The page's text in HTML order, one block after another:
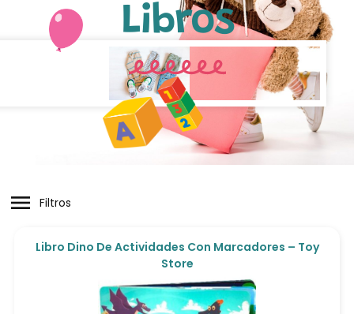
Libros
Filtros
Libro Dino De Actividades Con Marcadores – Toy
Store